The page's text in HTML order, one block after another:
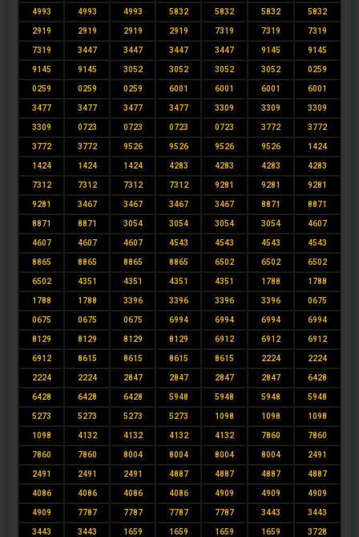
4993 4993 4993 5832 5832 5832 5832
2919 2919 2919 2919 7319 7319 7319
7319 3447 3447 3447 3447 9145 9145
9145 9145 3052 3052 3052 3052 0259
0259 0259 0259 6001 6001 6001 6001
3477 3477 3477 3477 3309 3309 3309
3309 0723 0723 0723 0723 3772 3772
3772 3772 9526 9526 9526 9526 1424
1424 1424 1424 4283 4283 4283 4283
7312 7312 7312 7312 9281 9281 9281
9281 3467 3467 3467 3467 8871 8871
8871 8871 3054 3054 3054 3054 4607
4607 4607 4607 4543 4543 4543 4543
8865 8865 8865 8865 6502 6502 6502
6502 4351 4351 4351 4351 1788 1788
1788 1788 3396 3396 3396 3396 0675
0675 0675 0675 6994 6994 6994 6994
8129 8129 8129 8129 6912 6912 6912
6912 8615 8615 8615 8615 2224 2224
2224 2224 2847 2847 2847 2847 6428
6428 6428 6428 5948 5948 5948 5948
5273 5273 5273 5273 1098 1098 1098
1098 4132 4132 4132 4132 7860 7860
7860 7860 8004 8004 8004 8004 2491
2491 2491 2491 4887 4887 4887 4887
4086 4086 4086 4086 4909 4909 4909
4909 7787 7787 7787 7787 3443 3443
3443 3443 1659 1659 1659 1659 3728